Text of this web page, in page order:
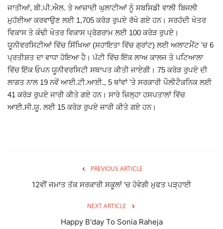
Railway Time Table
Lambi
Sri Muktsar Sahib News
Punjab
ਜਾਤੀਆਂ, ਬੀ.ਪੀ.ਐਲ. ਤੇ ਆਜ਼ਾਦੀ ਘੁਲਾਟੀਆਂ ਨੂੰ ਸਬਸਿਡੀ ਵਾਲੀ ਬਿਜਲੀ
ਮੁਹੱਈਆ ਕਰਵਾਉਣ ਲਈ 1,705 ਕਰੋੜ ਰੁਪਏ ਰੱਖੇ ਗਏ ਹਨ। ਸਰਹੱਦੀ ਖੇਤਰ
ਵਿਕਾਸ ਤੇ ਕੰਢੀ ਖੇਤਰ ਵਿਕਾਸ ਪ੍ਰੋਗਰਾਮ ਲਈ 100 ਕਰੋੜ ਰੁਪਏ।
ਯੂਨੀਵਰਸਿਟੀਆਂ ਵਿੱਚ ਸਿੱਖਿਆ (ਸਹਾਇਤਾ ਵਿੱਚ ਗ੍ਰਾਂਟ) ਲਈ ਅਲਾਟਮੈਂਟ 'ਚ 6
ਪ੍ਰਤੀਸ਼ਤ ਦਾ ਵਾਧਾ ਹੋਇਆ ਹੈ। ਪੱਟੀ ਵਿੱਚ ਇੱਕ ਲਾਅ ਕਾਲਜ ਤੇ ਪਟਿਆਲਾ
ਵਿੱਚ ਇੱਕ ਓਪਨ ਯੂਨੀਵਰਸਿਟੀ ਸਥਾਪਤ ਕੀਤੀ ਜਾਏਗੀ। 75 ਕਰੋੜ ਰੁਪਏ ਦੀ
ਲਾਗਤ ਨਾਲ 19 ਨਵੇਂ ਆਈ.ਟੀ.ਆਈ., 5 ਥਾਂਵਾਂ 'ਤੇ ਸਰਕਾਰੀ ਪੌਲੀਟੈਕਨਿਕ ਲਈ
41 ਕਰੋੜ ਰੁਪਏ ਜਾਰੀ ਕੀਤੇ ਗਏ ਹਨ। ਸਾਰੇ ਜ਼ਿਲ੍ਹਾ ਹਸਪਤਾਲਾਂ ਵਿੱਚ
ਆਈ.ਸੀ.ਯੂ. ਲਈ 15 ਕਰੋੜ ਰੁਪਏ ਜਾਰੀ ਕੀਤੇ ਗਏ ਹਨ।
PREVIOUS ARTICLE
12ਵੀਂ ਜਮਾਤ ਤੱਕ ਸਰਕਾਰੀ ਸਕੂਲਾਂ 'ਚ ਹੋਵੇਗੀ ਮੁਫਤ ਪੜ੍ਹਾਈ
NEXT ARTICLE
Happy B'day To Sonia Raheja